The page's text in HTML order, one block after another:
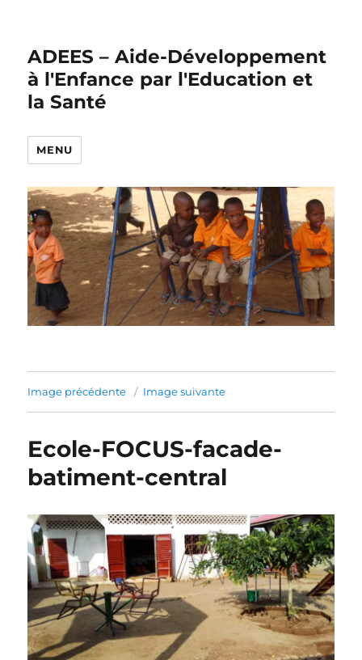
ADEES – Aide-Développement
à l'Enfance par l'Education et
la Santé
MENU
Image précédente Image suivante
Ecole-FOCUS-facade-
batiment-central